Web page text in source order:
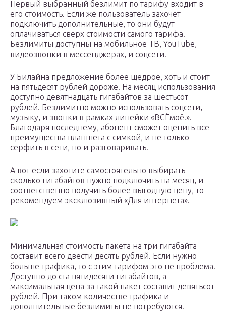
Первый выбранный безлимит по тарифу входит в
его стоимость. Если же пользователь захочет
подключить дополнительные, то они будут
оплачиваться сверх стоимости самого тарифа.
Безлимиты доступны на мобильное ТВ, YouTube,
видеозвонки в мессенджерах, и соцсети.
У Билайна предложение более щедрое, хоть и стоит
на пятьдесят рублей дороже. На месяц использования
доступно девятнадцать гигабайтов за шестьсот
рублей. Безлимитно можно использовать соцсети,
музыку, и звонки в рамках линейки «ВСЁмоё!».
Благодаря последнему, абонент сможет оценить все
преимущества планшета с симкой, и не только
серфить в сети, но и разговаривать.
А вот если захотите самостоятельно выбирать
сколько гигабайтов нужно подключить на месяц, и
соответственно получить более выгодную цену, то
рекомендуем эксклюзивный «Для интернета».
Минимальная стоимость пакета на три гигабайта
составит всего двести десять рублей. Если нужно
больше трафика, то с этим тарифом это не проблема.
Доступно до ста пятидесяти гигабайтов, а
максимальная цена за такой пакет составит девятьсот
рублей. При таком количестве трафика и
дополнительные безлимиты не потребуются.